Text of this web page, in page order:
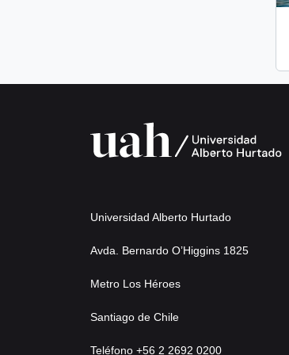
Universidad Alberto Hurtado
Avda. Bernardo O’Higgins 1825
Metro Los Héroes
Santiago de Chile
Teléfono +56 2 2692 0200